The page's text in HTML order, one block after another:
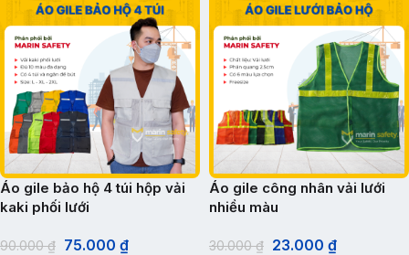
Áo gile bảo hộ 4 túi hộp vải
kaki phối lưới
90.000₫ 75.000 ₫
Áo gile công nhân vải lưới
nhiều màu
30.000₫ 23.000 ₫